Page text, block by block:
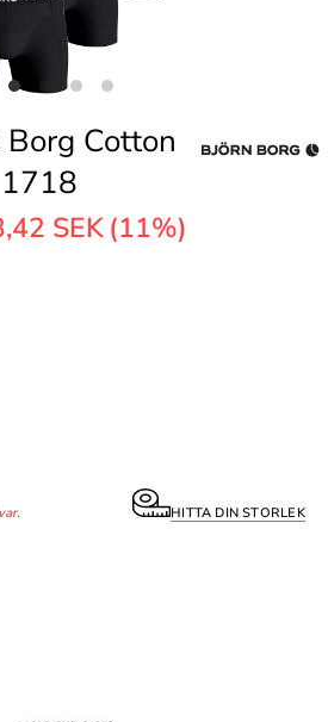
Cotton
SEK(11%)
HITTA DIN STORLEK